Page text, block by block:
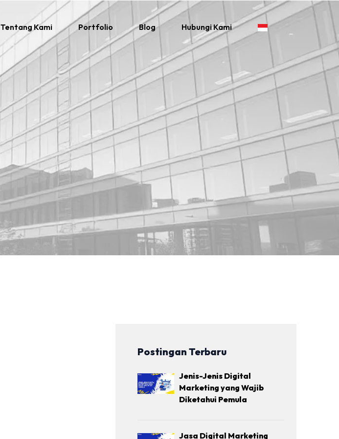
Tentang Kami Portfolio Blog Hubungi Kami
Postingan Terbaru
Jenis-Jenis Digital
Marketing yang Wajib
Diketahui Pemula
Jasa Digital Marketing